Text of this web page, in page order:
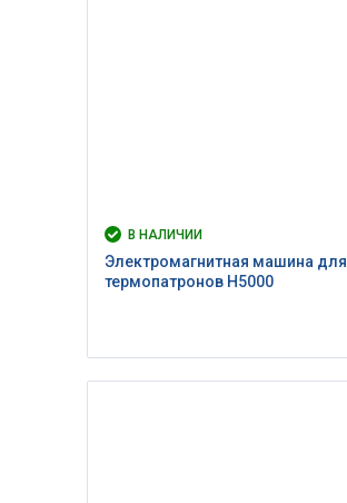
В НАЛИЧИИ
Электромагнитная машина для
термопатронов H5000